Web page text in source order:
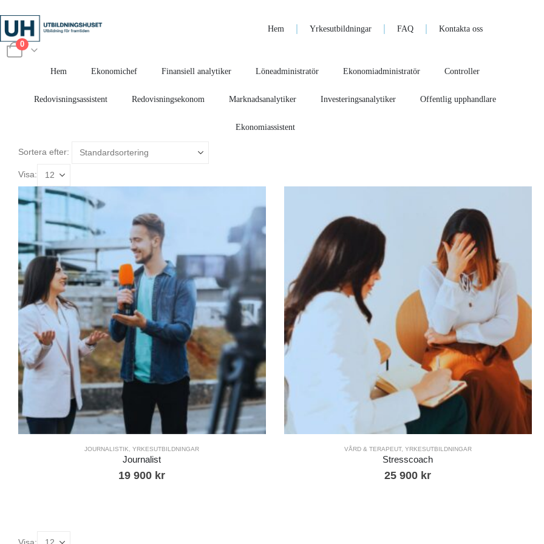
0
Hem Yrkesutbildningar FAQ Kontakta oss
Hem Ekonomichef Finansiell analytiker Löneadministratör Ekonomiadministratör Controller
Redovisningsassistent Redovisningsekonom Marknadsanalytiker Investeringsanalytiker Offentlig upphandlare
Ekonomiassistent
Sortera efter:
Visa:
JOURNALISTIK ,YRKESUTBILDNINGAR
Journalist
19 900 kr
VÅRD & TERAPEUT, YRKESUTBILDNINGAR
Stresscoach
25 900 kr
Visa: